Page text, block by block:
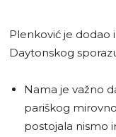
Plenković je dodao
Daytonskog
Nama je važno
pariškog
postojala nismo